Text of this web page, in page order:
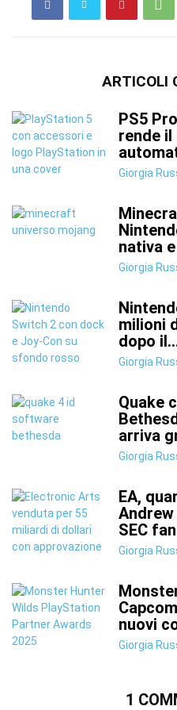
ARTICOLI
PS5
rende il
Giorgia
nativa
Giorgia
milioni
dopo
Giorgia
Quake
arriva
Giorgia
EA,
SEC
Giorgia
nuovi
Giorgia
1